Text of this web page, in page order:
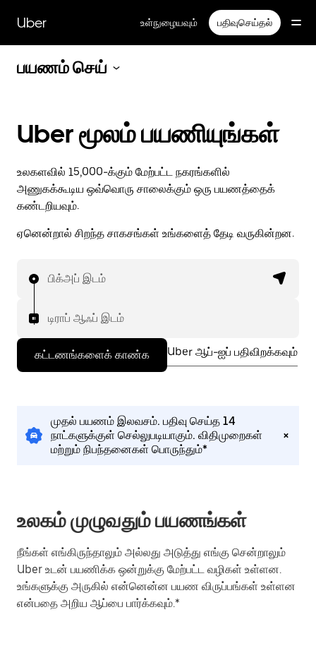
பக்கத்திற்குச்
செல்லவும்
Uber உள்நுழையவும் பதிவுசெய்தல்
பயணம் செய்
Uber மூலம் பயணியுங்கள்
உலகளவில் 15,000-க்கும் மேற்பட்ட நகரங்களில்
அணுகக்கூடிய ஒவ்வொரு சாலைக்கும் ஒரு பயணத்தைக்
கண்டறியவும்.
ஏனென்றால் சிறந்த சாகசங்கள் உங்களைத் தேடி வருகின்றன.
பிக்அப் இடம்
டிராப் ஆஃப் இடம்
கட்டணங்களைக் காண்க Uber ஆப்-ஐப் பதிவிறக்கவும்
முதல் பயணம் இலவசம். பதிவு செய்த 14
நாட்களுக்குள் செல்லுபடியாகும். விதிமுறைகள்
மற்றும் நிபந்தனைகள் பொருந்தும்*
உலகம் முழுவதும் பயணங்கள்
நீங்கள் எங்கிருந்தாலும் அல்லது அடுத்து எங்கு சென்றாலும்
Uber உடன் பயணிக்க ஒன்றுக்கு மேற்பட்ட வழிகள் உள்ளன.
உங்களுக்கு அருகில் என்னென்ன பயண விருப்பங்கள் உள்ளன
என்பதை அறிய ஆப்பை பார்க்கவும்.*